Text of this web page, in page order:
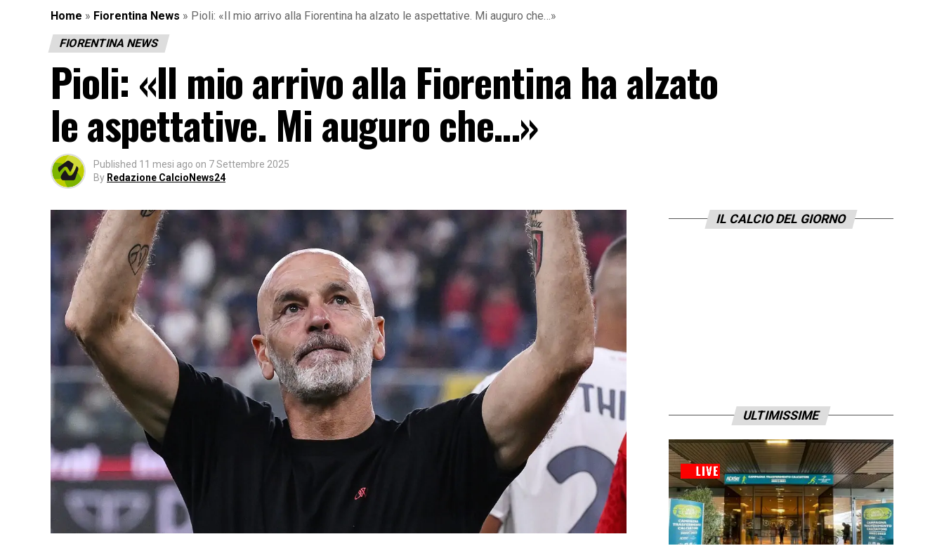
Home » Fiorentina News » Pioli: «Il mio arrivo alla Fiorentina ha alzato le aspettative. Mi auguro che…»
FIORENTINA NEWS
Pioli: «Il mio arrivo alla Fiorentina ha alzato
le aspettative. Mi auguro che…»
Published 11 mesi ago on 7 Settembre 2025
By Redazione CalcioNews24
IL CALCIO DEL GIORNO
ULTIMISSIME